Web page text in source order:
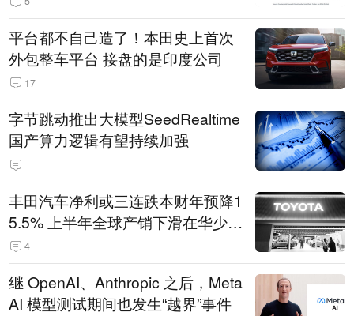
平台都不自己造了！本田史上首次
外包整车平台 接盘的是印度公司
17
字节跳动推出大模型SeedRealtime
国产算力逻辑有望持续加强
丰田汽车净利或三连跌本财年预降1
5.5% 上半年全球产销下滑在华少卖
14.3万辆
4
继 OpenAI、Anthropic 之后，Meta
AI 模型测试期间也发生“越界”事件